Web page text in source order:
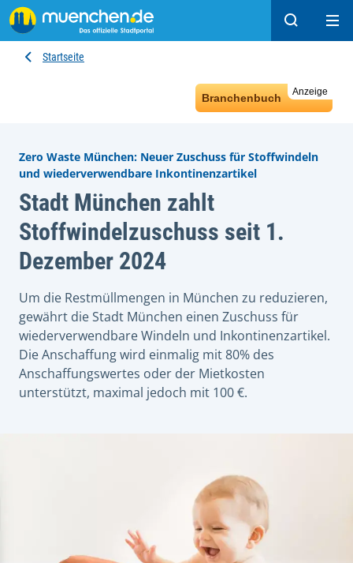
Suchen
Startseite
Anzeige
Branchenbuch
Zero Waste München: Neuer Zuschuss für Stoffwindeln
und wiederverwendbare Inkontinenzartikel
Stadt München zahlt
Stoffwindelzuschuss seit 1.
Dezember 2024
Um die Restmüllmengen in München zu reduzieren,
gewährt die Stadt München einen Zuschuss für
wiederverwendbare Windeln und Inkontinenzartikel.
Die Anschaffung wird einmalig mit 80% des
Anschaffungswertes oder der Mietkosten
unterstützt, maximal jedoch mit 100 €.